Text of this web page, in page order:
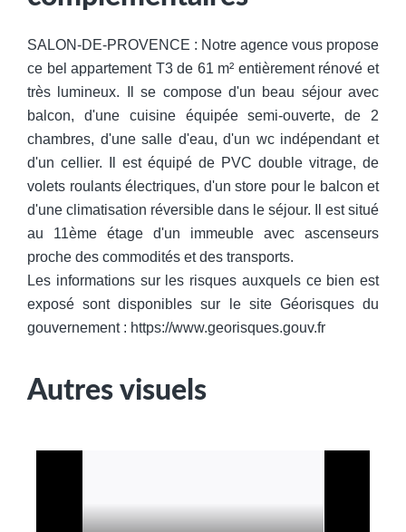
SALON-DE-PROVENCE : Notre agence vous propose
ce bel appartement T3 de 61 m² entièrement rénové et
très lumineux. Il se compose d'un beau séjour avec
balcon, d'une cuisine équipée semi-ouverte, de 2
chambres, d'une salle d'eau, d'un wc indépendant et
d'un cellier. Il est équipé de PVC double vitrage, de
volets roulants électriques, d'un store pour le balcon et
d'une climatisation réversible dans le séjour. Il est situé
au 11ème étage d'un immeuble avec ascenseurs
proche des commodités et des transports.
Les informations sur les risques auxquels ce bien est
exposé sont disponibles sur le site Géorisques du
gouvernement : https://www.georisques.gouv.fr
Autres visuels